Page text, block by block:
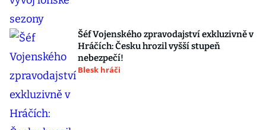
Šéf Vojenského zpravodajství exkluzivně v
Hráčích: Česku hrozil vyšší stupeň
nebezpečí!
Blesk hráči